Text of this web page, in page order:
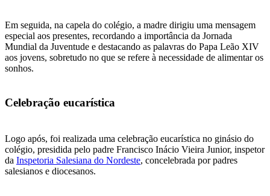
Em seguida, na capela do colégio, a madre dirigiu uma mensagem
especial aos presentes, recordando a importância da Jornada
Mundial da Juventude e destacando as palavras do Papa Leão XIV
aos jovens, sobretudo no que se refere à necessidade de alimentar os
sonhos.
Celebração eucarística
Logo após, foi realizada uma celebração eucarística no ginásio do
colégio, presidida pelo padre Francisco Inácio Vieira Junior, inspetor
da Inspetoria Salesiana do Nordeste, concelebrada por padres
salesianos e diocesanos.